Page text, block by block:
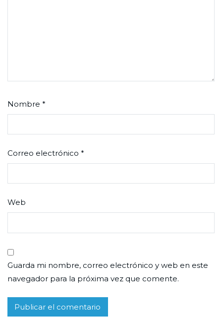
Nombre *
Correo electrónico *
Web
Guarda mi nombre, correo electrónico y web en este
navegador para la próxima vez que comente.